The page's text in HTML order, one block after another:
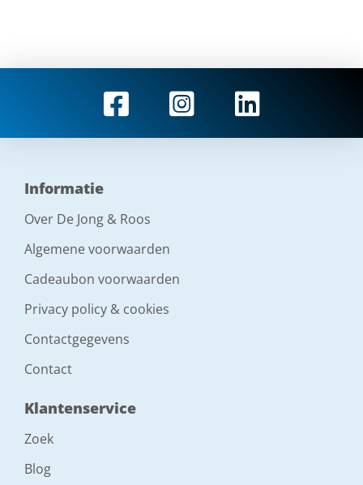
Informatie
Over De Jong & Roos
Algemene voorwaarden
Cadeaubon voorwaarden
Privacy policy & cookies
Contactgegevens
Contact
Klantenservice
Zoek
Blog